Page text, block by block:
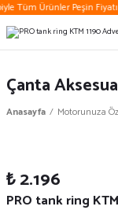
Tüm Ürünler Peşin
Çanta
Anasayfa Motorunuza
PRO tank ring
₺ 2.196